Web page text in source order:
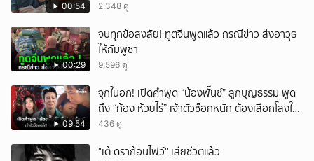
00:54 2,348 ดู
00:29
จบทุกข้อสงสัย! ทูตจีนพูดแล้ว กรณีข่าว ส่งอาวุธ
ให้กัมพูชา
9,596 ดู
09:54
จุกในอก! เปิดคำพูด “น้องพั๊นซ์” ลูกบุญธรรม พูด
ถึง “ก้อง ห้วยไร่” เจ้าตัวช็อกหนัก ต้องเลือกโลงให้
ลูก!
436 ดู
"เต้ ดราก้อนไฟว์" เสียชีวิตแล้ว